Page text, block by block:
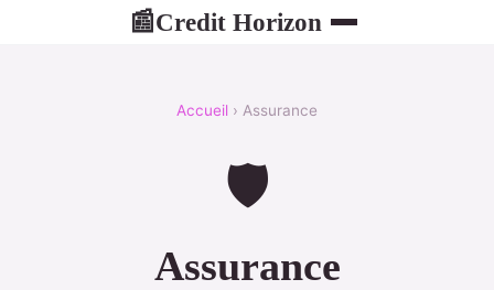
📰Credit Horizon
Accueil › Assurance
🛡️
Assurance